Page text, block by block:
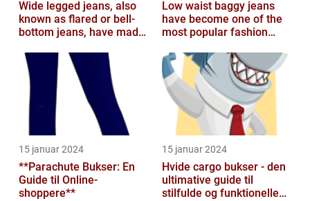
Wide legged jeans, also
known as flared or bell-
bottom jeans, have made
fash...
Low waist baggy jeans
have become one of the
most popular fashion
15 januar 2024
**Parachute Bukser: En
Guide til Online-
shoppere**
15 januar 2024
Hvide cargo bukser - den
ultimative guide til
stilfulde og funktionelle